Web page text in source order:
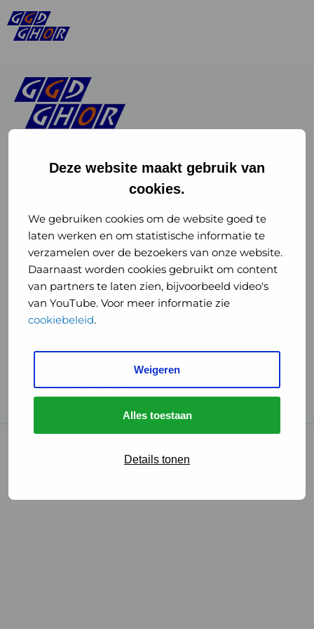
Deze website maakt gebruik van
cookies.
We gebruiken cookies om de website goed te
laten werken en om statistische informatie te
verzamelen over de bezoekers van onze website.
Daarnaast worden cookies gebruikt om content
van partners te laten zien, bijvoorbeeld video's
van YouTube. Voor meer informatie zie
cookiebeleid.
Weigeren
Alles toestaan
Details tonen
of
GGD
GHOR
Nederland
Instagram
of
GGD
GHOR
Nederland
GGD Reizen op social media
GGD Reizen
GGD Reisvaccinaties